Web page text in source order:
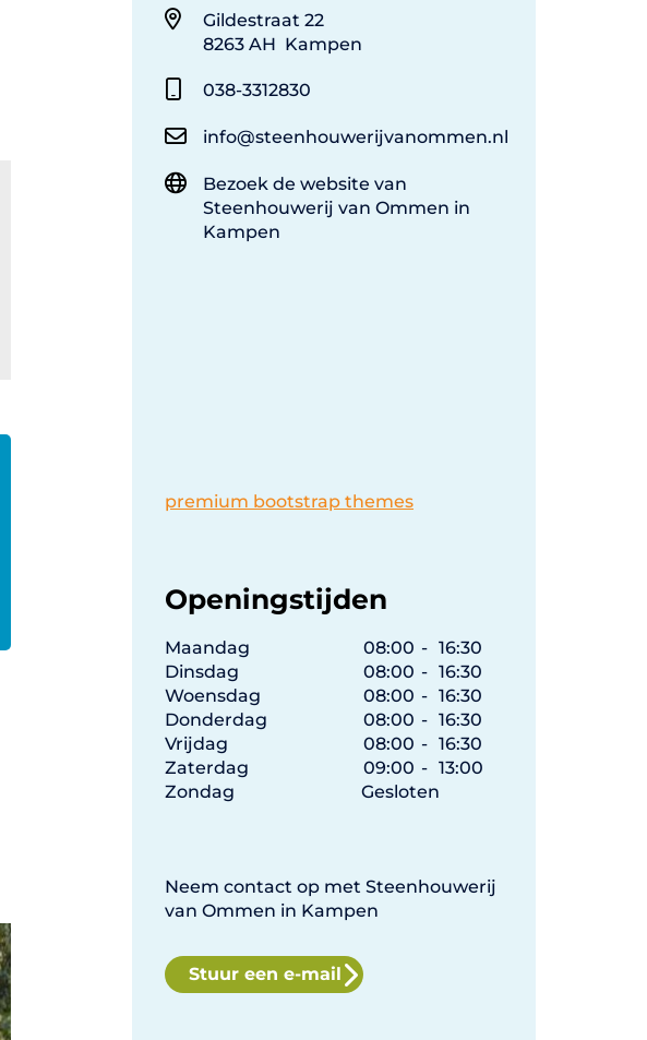
Gildestraat 22
8263 AH Kampen
038-3312830
info@steenhouwerijvanommen.nl
Bezoek de website van
Steenhouwerij van Ommen in
Kampen
premium bootstrap themes
Openingstijden
Maandag 08:00 - 16:30
Dinsdag
08:00 - 16:30
Woensdag
08:00 - 16:30
Donderdag
08:00 - 16:30
Vrijdag
08:00 - 16:30
Zaterdag
09:00 - 13:00
Zondag
Gesloten
Neem contact op met Steenhouwerij
van Ommen in Kampen
Stuur een e-mail